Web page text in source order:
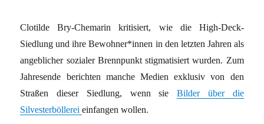
Clotilde Bry-Chemarin kritisiert, wie die High-Deck-
Siedlung und ihre Bewohner*innen in den letzten Jahren als
angeblicher sozialer Brennpunkt stigmatisiert wurden. Zum
Jahresende berichten manche Medien exklusiv von den
Straßen dieser Siedlung, wenn sieBilder über die
Silvesterböllereieinfangen wollen.